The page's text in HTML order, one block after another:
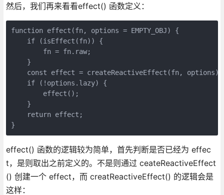
然后，我们再来看看effect() 函数定义：
function effect(fn, options = EMPTY_OBJ) {
    if (isEffect(fn)) {
        fn = fn.raw;
    }
    const effect = createReactiveEffect(fn, options);
    if (!options.lazy) {
        effect();
    }
    return effect;
}
effect() 函数的逻辑较为简单，首先判断是否已经为 effec
t，是则取出之前定义的。不是则通过 ceateReactiveEffect
() 创建一个 effect，而 creatReactiveEffect() 的逻辑会是
这样：